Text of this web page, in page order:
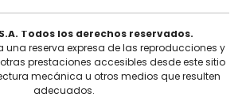
S.A. Todos los derechos reservados.
una reserva expresa de las reproducciones y
prestaciones accesibles desde este sitio
mecánica u otros medios que resulten
adecuados.